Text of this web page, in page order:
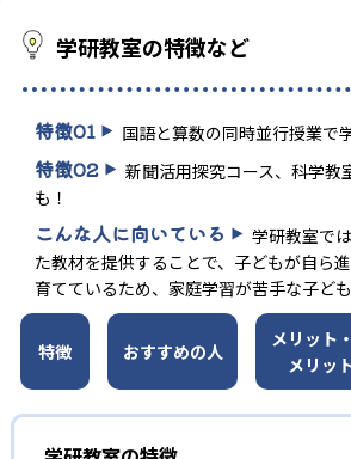
学研教室の特徴など
特徴01 国語と算数の同時並行授業で
特徴02
新聞活用探究コース、科学教
も！
こんな人に向いている
学研教室で
た教材を提供することで、子どもが自ら
育てているため、家庭学習が苦手な子ど
特徴 おすすめの人
メリット
メリッ